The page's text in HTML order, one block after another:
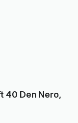
40 Den Nero,